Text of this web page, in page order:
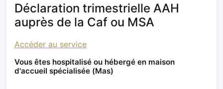
Déclaration trimestrielle AAH
auprès de la Caf ou MSA
Accéder au service
Vous êtes hospitalisé ou hébergé en maison
d'accueil spécialisée (Mas)